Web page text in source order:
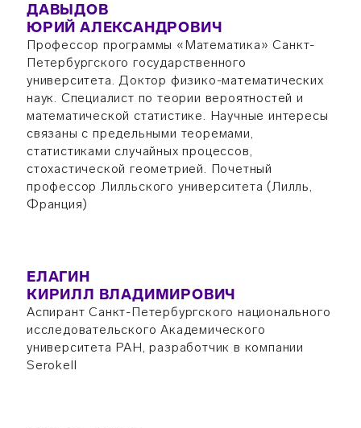
ДАВЫДОВ
ЮРИЙ АЛЕКСАНДРОВИЧ
Профессор программы «Математика» Санкт-
Петербургского государственного
университета. Доктор физико-математических
наук. Специалист по теории вероятностей и
математической статистике. Научные интересы
связаны с предельными теоремами,
статистиками случайных процессов,
стохастической геометрией. Почетный
профессор Лилльского университета (Лилль,
Франция)
ЕЛАГИН
КИРИЛЛ ВЛАДИМИРОВИЧ
Аспирант Санкт-Петербургского национального
исследовательского Академического
университета РАН, разработчик в компании
Serokell